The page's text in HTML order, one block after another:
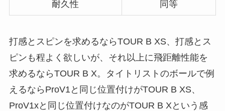
耐久性 同等
打感とスピンを求めるならTOUR B XS、打感とス
ピンも程よく欲しいが、それ以上に飛距離性能を
求めるならTOUR B X。タイトリストのボールで例
えるならProV1と同じ位置付けがTOUR B XS、
ProV1xと同じ位置付けなのがTOUR B Xという感